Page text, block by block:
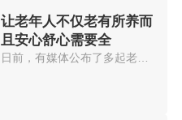
让老年人不仅老有所养而
且安心舒心需要全